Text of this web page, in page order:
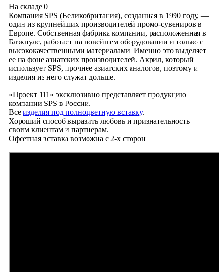
На складе 0
Компания SPS (Великобритания), созданная в 1990 году, —
один из крупнейших производителей промо-сувениров в
Европе. Собственная фабрика компании, расположенная в
Блэкпуле, работает на новейшем оборудовании и только с
высококачественными материалами. Именно это выделяет
ее на фоне азиатских производителей. Акрил, который
использует SPS, прочнее азиатских аналогов, поэтому и
изделия из него служат дольше.
«Проект 111» эксклюзивно представляет продукцию
компании SPS в России.
Все изделия под полноцветную вставку.
Хороший способ выразить любовь и признательность
своим клиентам и партнерам.
Офсетная вставка возможна с 2-х сторон